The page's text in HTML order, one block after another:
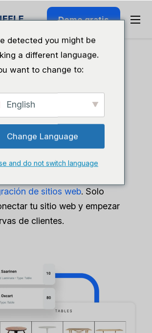
Demo gratis
tienes
integración
sitio web?
Las empresas de
la tuya han experimentado
impresionante gracias a
de sitios web. Solo
tu sitio web y empezar
de clientes.
detected you might be
a different language.
want to change to:
English
Change Language
and do not switch language